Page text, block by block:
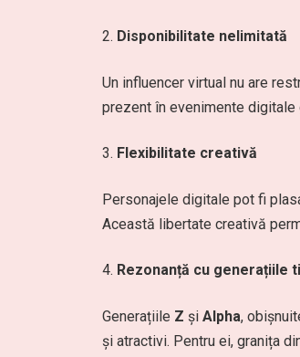
Disponibilitate nelimitată
Un influencer virtual nu are
prezent în evenimente
Flexibilitate creativă
Personajele digitale pot fi
Această libertate creativă
Rezonanță cu generațiile
Generațiile Z și Alpha,
și atractivi. Pentru ei, granița